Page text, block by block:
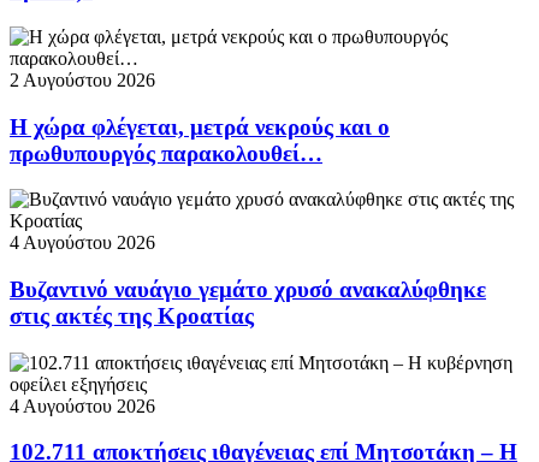
2 Αυγούστου 2026
Η χώρα φλέγεται, μετρά νεκρούς και ο
πρωθυπουργός παρακολουθεί…
4 Αυγούστου 2026
Βυζαντινό ναυάγιο γεμάτο χρυσό ανακαλύφθηκε
στις ακτές της Κροατίας
4 Αυγούστου 2026
102.711 αποκτήσεις ιθαγένειας επί Μητσοτάκη – Η